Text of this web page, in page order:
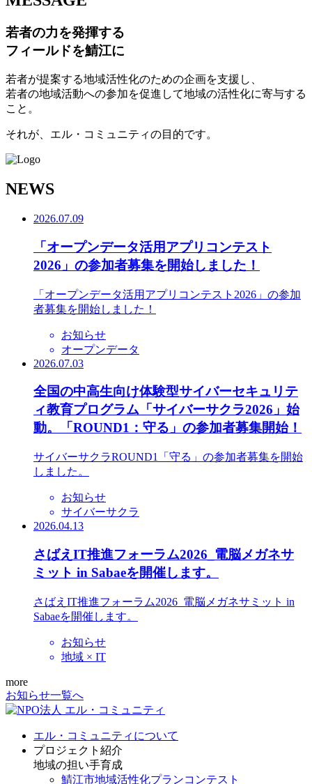
若者の力を発揮する
フィールドを鯖江に
若者が提案する地域活性化のための企画を支援し、
若者の地域活動への参加を促進して地域の活性化に寄与する
こと。
それが、エル・コミュニティの目的です。
NEWS
2026.07.09
「オープンデータ活用アプリコンテスト
2026」の参加者募集を開始しました！
「オープンデータ活用アプリコンテスト2026」の参加
者募集を開始しました！
お知らせ
オープンデータ
2026.07.03
全国の中高生向け体験型サイバーセキュリテ
ィ教育プログラム「サイバーサクラ2026」始
動。「ROUND1：守る」の参加者募集開始！
サイバーサクラROUND1「守る」の参加者募集を開始
しました。
お知らせ
サイバーサクラ
2026.04.13
さばえIT推進フォーラム2026_電脳メガネサ
ミット in Sabaeを開催します。
さばえIT推進フォーラム2026_電脳メガネサミット in
Sabaeを開催します。
お知らせ
地域 × IT
more
お知らせ一覧へ
エル・コミュニティについて
プロジェクト紹介
地域の担い手育成
鯖江市地域活性化プランコンテスト